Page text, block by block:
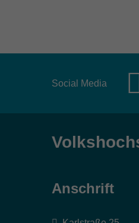
Social Media
Anschrift